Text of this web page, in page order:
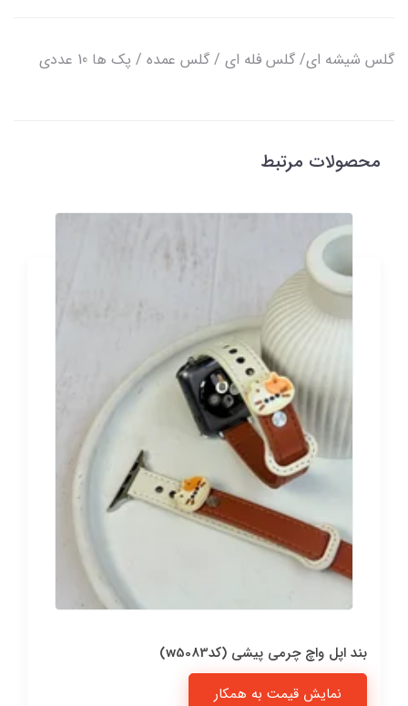
گلس شیشه ای/ گلس فله ای / گلس عمده / پک ها 10 عددی
محصولات مرتبط
بند اپل واچ چرمی پیشی (کدw5083)
نمایش قیمت به همکار